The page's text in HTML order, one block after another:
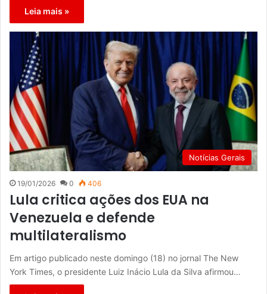
Leia mais »
Notícias Gerais
19/01/2026 0 406
Lula critica ações dos EUA na
Venezuela e defende
multilateralismo
Em artigo publicado neste domingo (18) no jornal The New
York Times, o presidente Luiz Inácio Lula da Silva afirmou…